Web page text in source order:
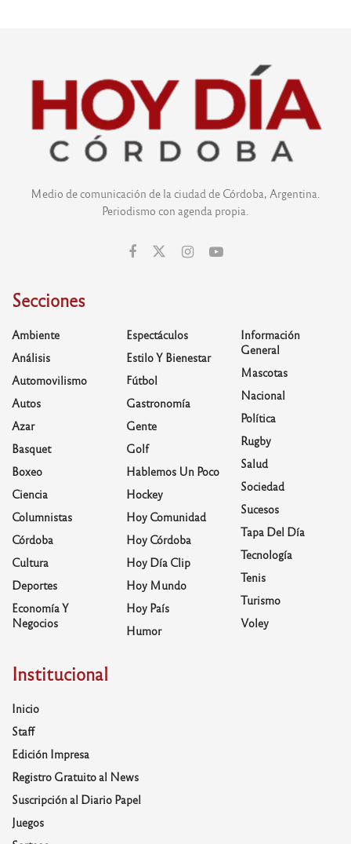
Medio de comunicación de la ciudad de Córdoba, Argentina.
Periodismo con agenda propia.
Secciones
Ambiente
Análisis
Automovilismo
Autos
Azar
Basquet
Boxeo
Ciencia
Columnistas
Córdoba
Cultura
Deportes
Economía Y
Negocios
Espectáculos
Estilo Y Bienestar
Fútbol
Gastronomía
Gente
Golf
Hablemos Un Poco
Hockey
Hoy Comunidad
Hoy Córdoba
Hoy Día Clip
Hoy Mundo
Hoy País
Humor
Información
General
Mascotas
Nacional
Política
Rugby
Salud
Sociedad
Sucesos
Tapa Del Día
Tecnología
Tenis
Turismo
Voley
Institucional
Inicio
Staff
Edición Impresa
Registro Gratuito al News
Suscripción al Diario Papel
Juegos